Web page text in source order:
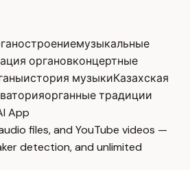
музыкальные
органовконцертные
история музыкиКазахская
органные традиции
App
files, and YouTube videos —
detection, and unlimited